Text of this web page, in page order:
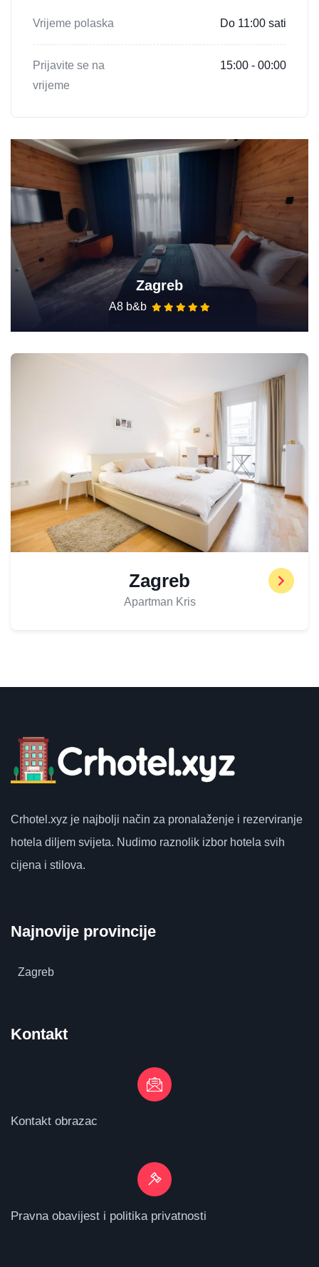
Vrijeme polaska Do 11:00 sati
Prijavite se na
vrijeme
15:00 - 00:00
Zagreb
A8 b&b
Zagreb
Apartman Kris
Crhotel.xyz je najbolji način za pronalaženje i rezerviranje
hotela diljem svijeta. Nudimo raznolik izbor hotela svih
cijena i stilova.
Najnovije provincije
Zagreb
Kontakt
Kontakt obrazac
Pravna obavijest i politika privatnosti